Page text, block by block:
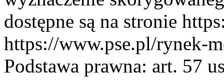
dostępne są na stronie
https://www.pse.pl/rynek-
Podstawa prawna: art. 57